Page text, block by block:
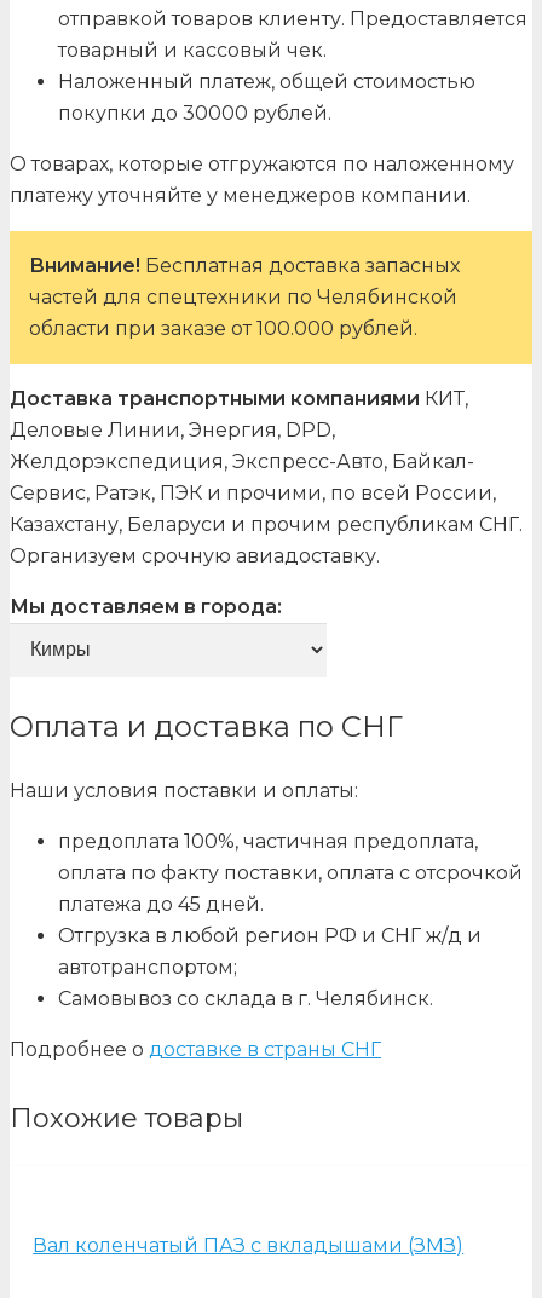
отправкой товаров клиенту. Предоставляется
товарный и кассовый чек.
Наложенный платеж, общей стоимостью
покупки до 30000 рублей.
О товарах, которые отгружаются по наложенному
платежу уточняйте у менеджеров компании.
Внимание! Бесплатная доставка запасных
частей для спецтехники по Челябинской
области при заказе от 100.000 рублей.
Доставка транспортными компаниями КИТ,
Деловые Линии, Энергия, DPD,
Желдорэкспедиция, Экспресс-Авто, Байкал-
Сервис, Ратэк, ПЭК и прочими, по всей России,
Казахстану, Беларуси и прочим республикам СНГ.
Организуем срочную авиадоставку.
Мы доставляем в города:
Оплата и доставка по СНГ
Наши условия поставки и оплаты:
предоплата 100%, частичная предоплата,
оплата по факту поставки, оплата с отсрочкой
платежа до 45 дней.
Отгрузка в любой регион РФ и СНГ ж/д и
автотранспортом;
Самовывоз со склада в г. Челябинск.
Подробнее о доставке в страны СНГ
Похожие товары
Вал коленчатый ПАЗ с вкладышами (ЗМЗ)